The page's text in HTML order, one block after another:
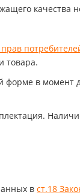
качества
товара.
форме в момент
в ст.18